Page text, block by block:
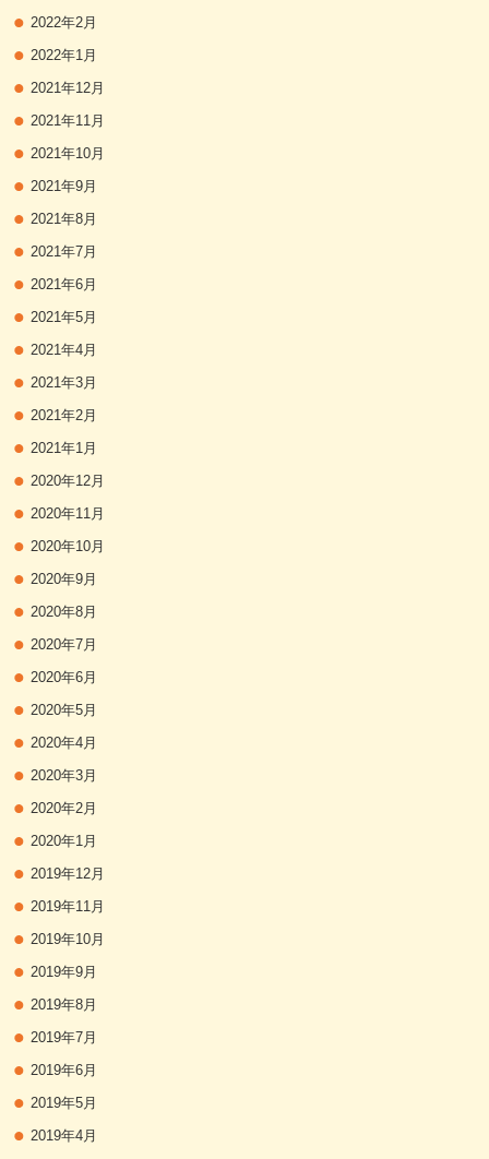
2022年2月
2022年1月
2021年12月
2021年11月
2021年10月
2021年9月
2021年8月
2021年7月
2021年6月
2021年5月
2021年4月
2021年3月
2021年2月
2021年1月
2020年12月
2020年11月
2020年10月
2020年9月
2020年8月
2020年7月
2020年6月
2020年5月
2020年4月
2020年3月
2020年2月
2020年1月
2019年12月
2019年11月
2019年10月
2019年9月
2019年8月
2019年7月
2019年6月
2019年5月
2019年4月